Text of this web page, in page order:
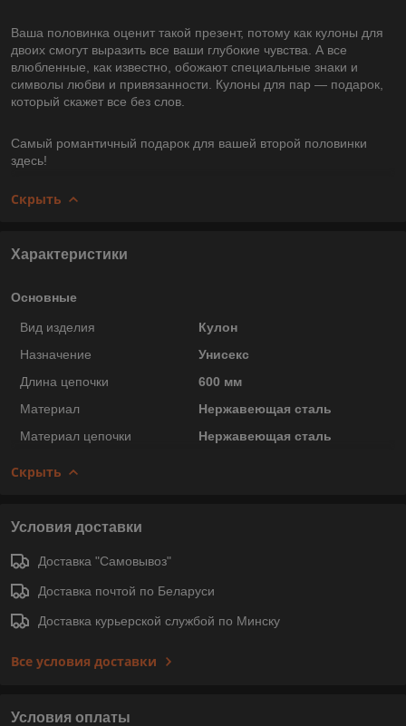
Ваша половинка оценит такой презент, потому как кулоны для
двоих смогут выразить все ваши глубокие чувства. А все
влюбленные, как известно, обожают специальные знаки и
символы любви и привязанности. Кулоны для пар ― подарок,
который скажет все без слов.
Самый романтичный подарок для вашей второй половинки
здесь!
Скрыть
Характеристики
Основные
Вид изделия
Кулон
Назначение
Унисекс
Длина цепочки
600 мм
Материал
Нержавеющая сталь
Материал цепочки
Нержавеющая сталь
Скрыть
Условия доставки
Доставка "Самовывоз"
Доставка почтой по Беларуси
Доставка курьерской службой по Минску
Все условия доставки
Условия оплаты